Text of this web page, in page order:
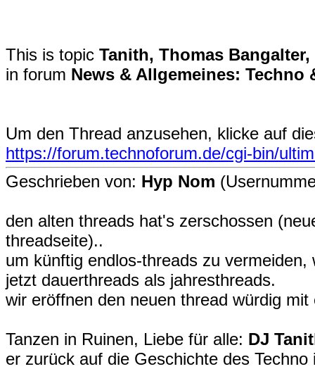
This is topic Tanith, Thomas
in forum News & Allgemeines: Techno
Um den Thread anzusehen, klicke auf
https://forum.technoforum.de/cgi-bin/
Geschrieben von: Hyp Nom
den alten threads hat's zerschossen
threadseite)..
um künftig endlos-threads zu
jetzt dauerthreads als jahresthreads.
wir eröffnen den neuen thread würdig
Tanzen in Ruinen, Liebe für alle: DJ
er zurück auf die Geschichte des Techno